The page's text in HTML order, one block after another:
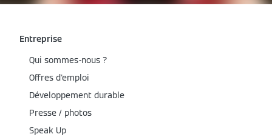
Entreprise
Qui sommes-nous ?
Offres d'emploi
Développement durable
Presse / photos
Speak Up